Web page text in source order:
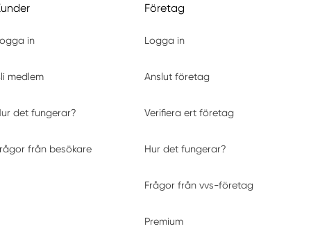
in
medlem
det fungerar?
från besökare
Företag
Logga in
Anslut företag
Verifiera ert företag
Hur det fungerar?
Frågor från vvs-företag
Premium